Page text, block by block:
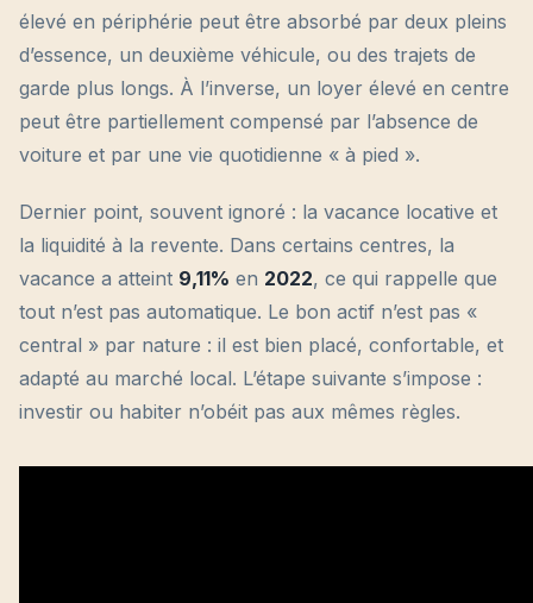
élevé en périphérie peut être absorbé par deux pleins
d’essence, un deuxième véhicule, ou des trajets de
garde plus longs. À l’inverse, un loyer élevé en centre
peut être partiellement compensé par l’absence de
voiture et par une vie quotidienne « à pied ».
Dernier point, souvent ignoré : la vacance locative et
la liquidité à la revente. Dans certains centres, la
vacance a atteint 9,11% en 2022, ce qui rappelle que
tout n’est pas automatique. Le bon actif n’est pas «
central » par nature : il est bien placé, confortable, et
adapté au marché local. L’étape suivante s’impose :
investir ou habiter n’obéit pas aux mêmes règles.